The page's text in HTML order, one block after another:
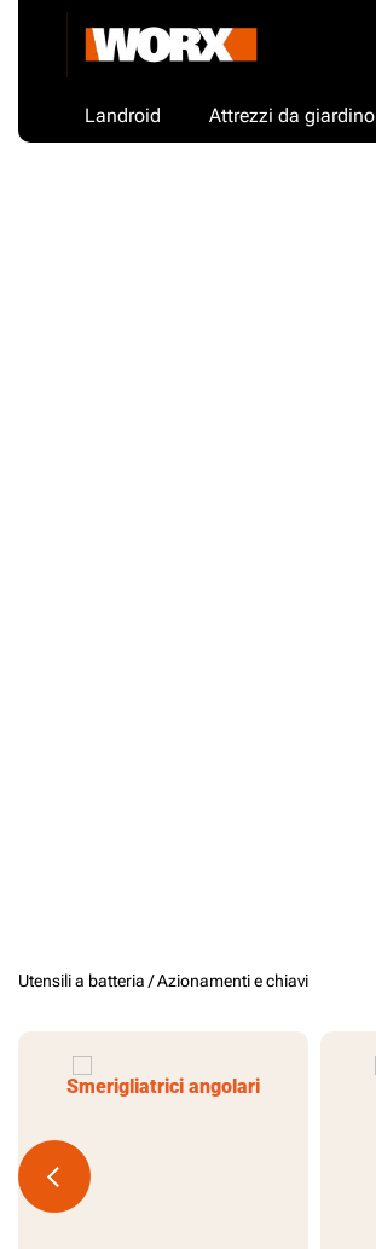
Landroid Attrezzi da giardino
Utensili a batteria /Azionamenti e chiavi
Smerigliatrici angolari